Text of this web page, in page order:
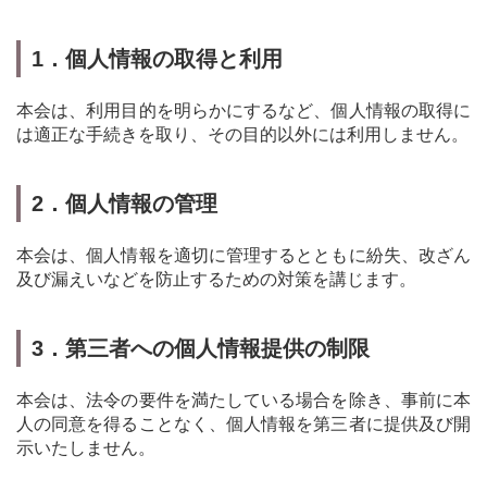
1．個人情報の取得と利用
本会は、利用目的を明らかにするなど、個人情報の取得に
は適正な手続きを取り、その目的以外には利用しません。
2．個人情報の管理
本会は、個人情報を適切に管理するとともに紛失、改ざん
及び漏えいなどを防止するための対策を講じます。
3．第三者への個人情報提供の制限
本会は、法令の要件を満たしている場合を除き、事前に本
人の同意を得ることなく、個人情報を第三者に提供及び開
示いたしません。